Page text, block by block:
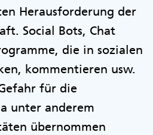
Herausforderung der
Social Bots, Chat
die in sozialen
kommentieren usw.
für die
unter anderem
übernommen